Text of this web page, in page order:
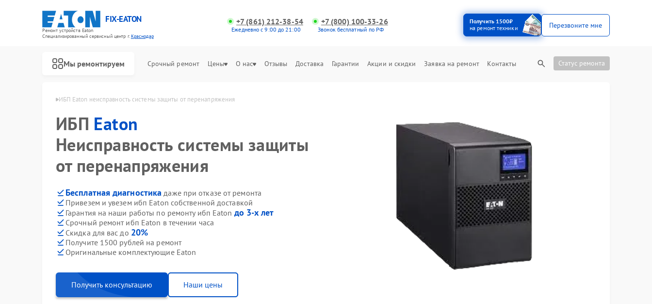
FIX-EATON
Ремонт устройств Eaton
Специализированный cервисный центр г.Краснодар
+7 (861) 212-38-54
Ежедневно с 9:00 до 21:00
+7 (800) 100-33-26
Звонок бесплатный по РФ
Получить 1500₽
на ремонт техники
Перезвоните мне
Мы ремонтируем Срочный ремонт Цены О нас Отзывы Доставка Гарантии Акции и скидки Заявка на ремонт Контакты Статус ремонта
ИБП Eaton неисправность системы защиты от перенапряжения
ИБП Eaton
Неисправность системы защиты
от перенапряжения
Бесплатная диагностика даже при отказе от ремонта
Привезем и увезем ибп Eaton собственной доставкой
Гарантия на наши работы по ремонту ибп Eaton до 3-х лет
Срочный ремонт ибп Eaton в течении часа
Скидка для вас до 20%
Получите 1500 рублей на ремонт
Оригинальные комплектующие Eaton
Получить консультацию Наши цены